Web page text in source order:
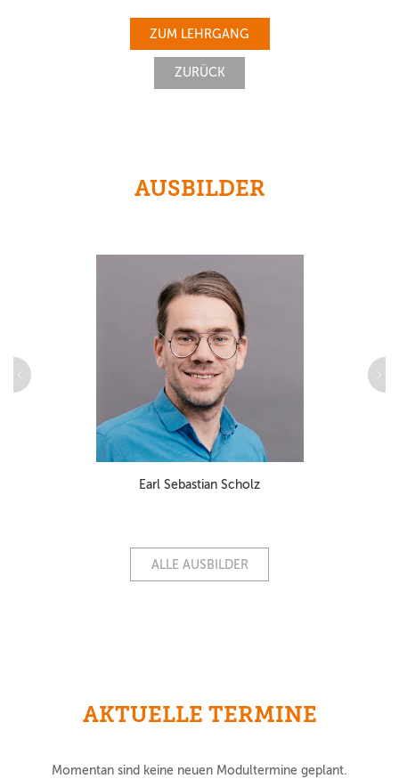
ZUM LEHRGANG
ZURÜCK
AUSBILDER
Earl Sebastian Scholz
ALLE AUSBILDER
AKTUELLE TERMINE
Momentan sind keine neuen Modultermine geplant.